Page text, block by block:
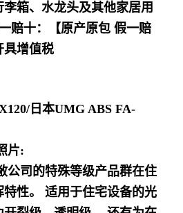
箱、水龙头及其他家居用
赔十：【原产原包 假一赔
具增值税
/日本UMG ABS FA-
片:
公司的特殊等级产品群在住
特性。 适用于住宅设备的光